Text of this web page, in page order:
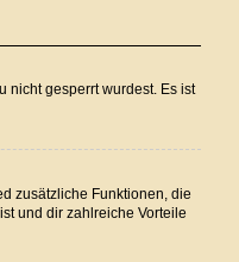
nicht gesperrt wurdest. Es ist
zusätzliche Funktionen, die
und dir zahlreiche Vorteile